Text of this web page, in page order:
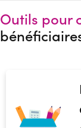
Outils pour